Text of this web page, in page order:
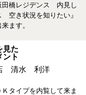
田橋レジデンス 内見し
空き状況を知りたい』
ます。
見た
ント
清水 利洋
タイプを内覧して来ま